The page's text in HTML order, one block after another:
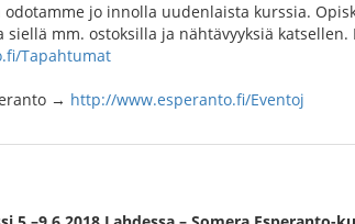
odotamme jo innolla uudenlaista kurssia.
siellä mm. ostoksilla ja nähtävyyksiä
Tapahtumat
→ http://www.esperanto.fi/Eventoj